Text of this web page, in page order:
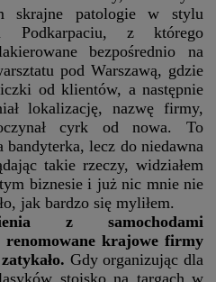
skrajne patologie w stylu
Podkarpaciu, z którego
bezpośrednio na
pod Warszawą, gdzie
od klientów, a następnie
lokalizację, nazwę firmy,
cyrk od nowa. To
bandyterka, lecz do niedawna
takie rzeczy, widziałem
biznesie i już nic mnie nie
jak bardzo się myliłem.
z samochodami
renomowane krajowe firmy
Gdy organizując dla